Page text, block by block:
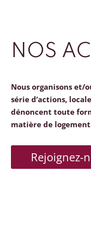
NOS
Nous organisons et/
série d’actions,
dénoncent toute
matière de
Rejoignez-